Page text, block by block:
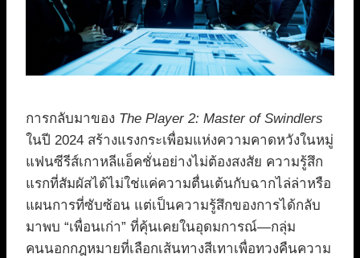
การกลับมาของ The Player 2: Master of Swindlers
ในปี 2024 สร้างแรงกระเพื่อมแห่งความคาดหวังในหมู่
แฟนซีรีส์เกาหลีแอ็คชั่นอย่างไม่ต้องสงสัย ความรู้สึก
แรกที่สัมผัสได้ไม่ใช่แค่ความตื่นเต้นกับฉากไล่ล่าหรือ
แผนการที่ซับซ้อน แต่เป็นความรู้สึกของการได้กลับ
มาพบ “เพื่อนเก่า” ที่คุ้นเคยในอุดมการณ์—กลุ่ม
คนนอกกฎหมายที่เลือกเส้นทางสีเทาเพื่อทวงคืนความ